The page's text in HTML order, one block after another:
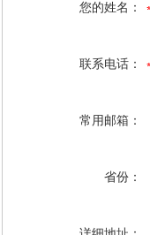
您的姓名：
联系电话：
常用邮箱：
省份：